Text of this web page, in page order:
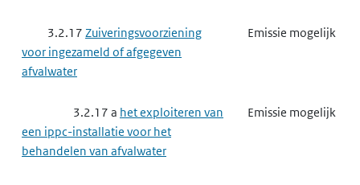
3.2.17 Zuiveringsvoorziening
voor ingezameld of afgegeven
afvalwater
Emissie mogelijk
3.2.17 a het exploiteren van
een ippc-installatie voor het
behandelen van afvalwater
Emissie mogelijk